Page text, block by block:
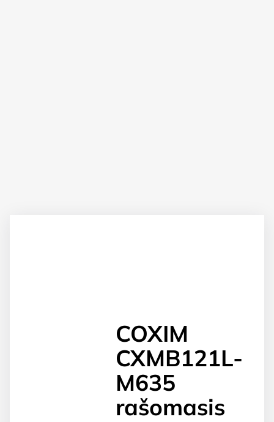
COXIM
CXMB121L-
M635
rašomasis